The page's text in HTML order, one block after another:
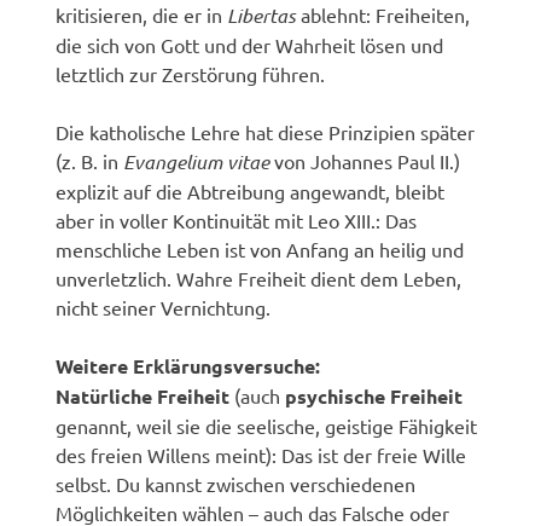
kritisieren, die er in Libertasablehnt: Freiheiten,
die sich von Gott und der Wahrheit lösen und
letztlich zur Zerstörung führen.
Die katholische Lehre hat diese Prinzipien später
(z. B. in Evangelium vitaevon Johannes Paul II.)
explizit auf die Abtreibung angewandt, bleibt
aber in voller Kontinuität mit Leo XIII.: Das
menschliche Leben ist von Anfang an heilig und
unverletzlich. Wahre Freiheit dient dem Leben,
nicht seiner Vernichtung.
Weitere Erklärungsversuche:
Natürliche Freiheit (auch psychische Freiheit
genannt, weil sie die seelische, geistige Fähigkeit
des freien Willens meint): Das ist der freie Wille
selbst. Du kannst zwischen verschiedenen
Möglichkeiten wählen – auch das Falsche oder